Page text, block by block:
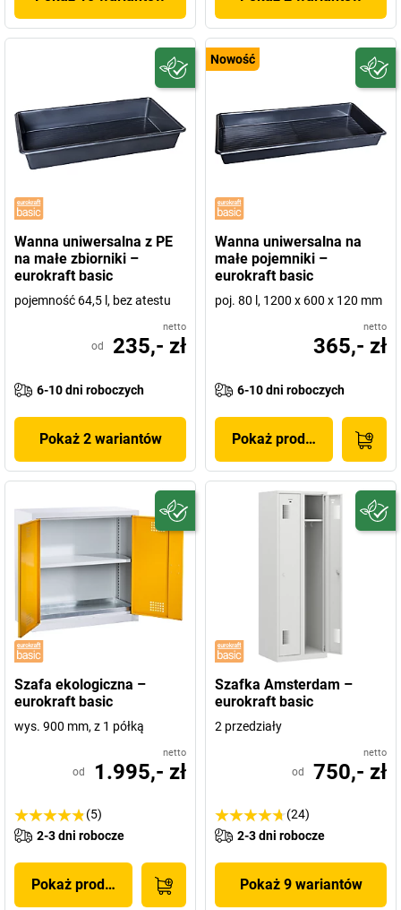
Wanna uniwersalna z PE
na małe zbiorniki –
eurokraft basic
pojemność 64,5 l, bez atestu
netto
od 235,- zł
6-10 dni roboczych
Pokaż 2 wariantów
Nowość
Wanna uniwersalna na
małe pojemniki –
eurokraft basic
poj. 80 l, 1200 x 600 x 120 mm
netto
365,- zł
6-10 dni roboczych
Pokaż produkt
Szafa ekologiczna –
eurokraft basic
wys. 900 mm, z 1 półką
netto
od 1.995,- zł
(5)
2-3 dni robocze
Pokaż produkt
Szafka Amsterdam –
eurokraft basic
2 przedziały
netto
od 750,- zł
(24)
2-3 dni robocze
Pokaż 9 wariantów